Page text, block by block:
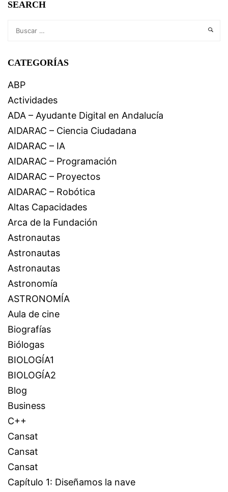
SEARCH
CATEGORÍAS
ABP
Actividades
ADA – Ayudante Digital en Andalucía
AIDARAC – Ciencia Ciudadana
AIDARAC – IA
AIDARAC – Programación
AIDARAC – Proyectos
AIDARAC – Robótica
Altas Capacidades
Arca de la Fundación
Astronautas
Astronautas
Astronautas
Astronomía
ASTRONOMÍA
Aula de cine
Biografías
Biólogas
BIOLOGÍA1
BIOLOGÍA2
Blog
Business
C++
Cansat
Cansat
Cansat
Capítulo 1: Diseñamos la nave